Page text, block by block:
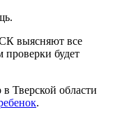
выясняют все
проверки будет
Тверской области
.